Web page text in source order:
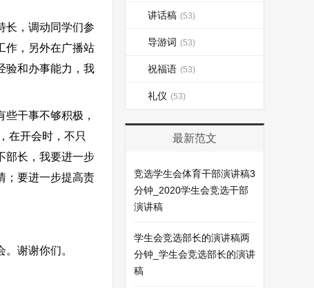
，调动同学们参
作，另外在广播站
验和办事能力，我
干事不够积极，
在开会时，不只
部长，我要进一步
；要进一步提高责
谢谢你们。
讲话稿 (53)
导游词 (53)
祝福语 (53)
礼仪 (53)
最新范文
竞选学生会体育干部演讲稿3
分钟_2020学生会竞选干部
演讲稿
学生会竞选部长的演讲稿两
分钟_学生会竞选部长的演讲
稿